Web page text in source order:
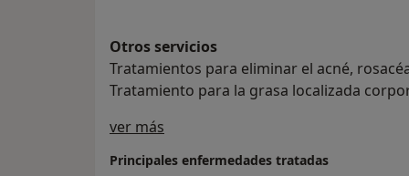
Otros servicios
Tratamientos para eliminar el acné,
Tratamiento para la grasa localizada
ver más
Principales enfermedades tratadas